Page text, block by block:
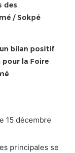
des
/ Sokpé
bilan positif
la Foire
15 décembre
principales se